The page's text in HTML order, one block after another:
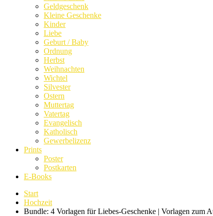
Geldgeschenk
Kleine Geschenke
Kinder
Liebe
Geburt / Baby
Ordnung
Herbst
Weihnachten
Wichtel
Silvester
Ostern
Muttertag
Vatertag
Evangelisch
Katholisch
Gewerbelizenz
Prints
Poster
Postkarten
E-Books
Start
Hochzeit
Bundle: 4 Vorlagen für Liebes-Geschenke | Vorlagen zum